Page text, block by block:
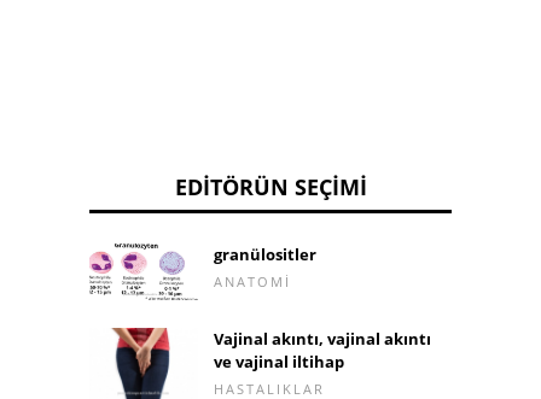
EDITÖRÜN SEÇIMI
granülositler
ANATOMI
Vajinal akıntı, vajinal akıntı
ve vajinal iltihap
HASTALIKLAR